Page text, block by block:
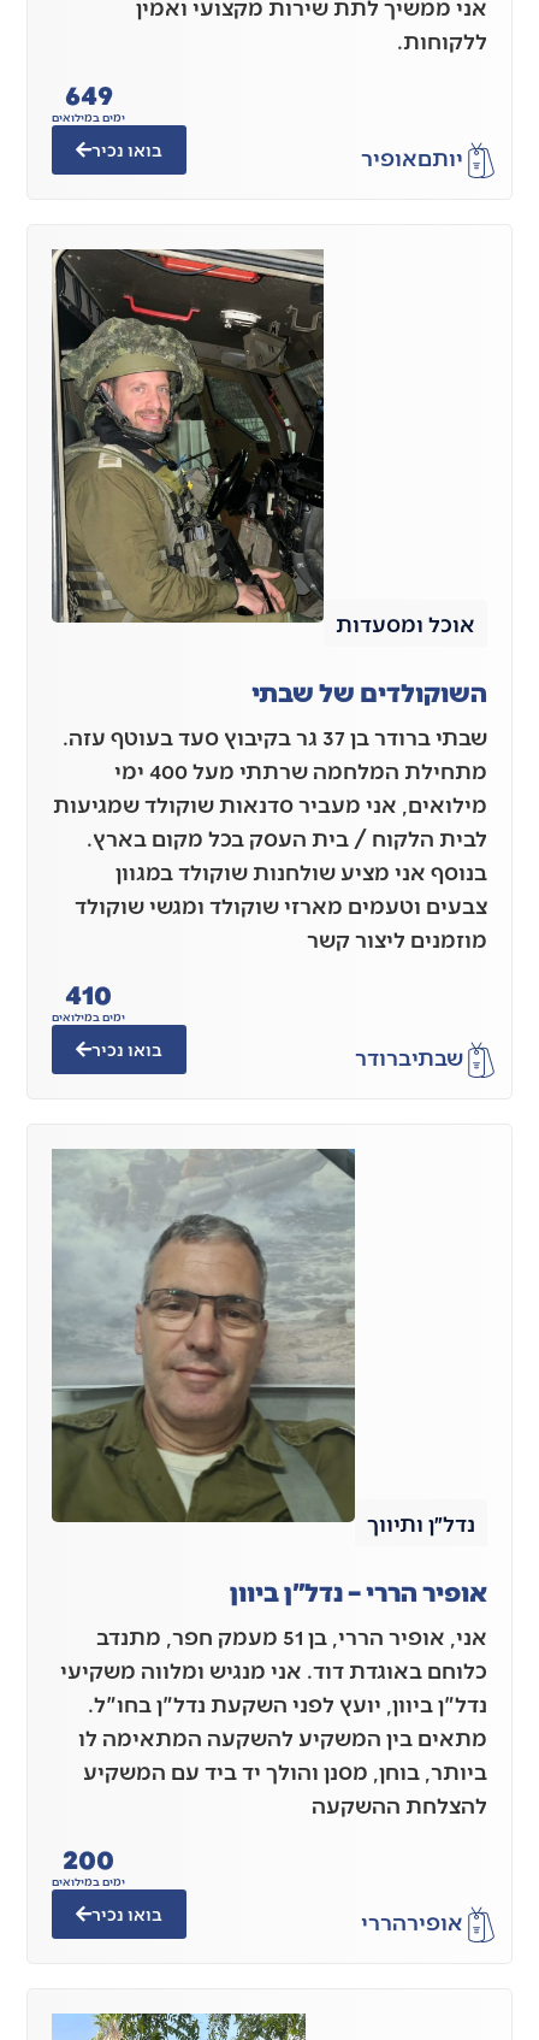
אני ממשיך לתת שירות מקצועי ואמין
ללקוחות.
יותםאופיר
ימים במילואים
649
בואו נכיר
אוכל ומסעדות
השוקולדים של שבתי
שבתי ברודר בן 37 גר בקיבוץ סעד בעוטף עזה.
מתחילת המלחמה שרתתי מעל 400 ימי
מילואים, אני מעביר סדנאות שוקולד שמגיעות
לבית הלקוח / בית העסק בכל מקום בארץ.
בנוסף אני מציע שולחנות שוקולד במגוון
צבעים וטעמים מארזי שוקולד ומגשי שוקולד
מוזמנים ליצור קשר
שבתיברודר
ימים במילואים
410
בואו נכיר
נדל״ן ותיווך
אופיר הררי – נדל"ן ביוון
אני, אופיר הררי, בן 51 מעמק חפר, מתנדב
כלוחם באוגדת דוד. אני מנגיש ומלווה משקיעי
נדל"ן ביוון, יועץ לפני השקעת נדל"ן בחו"ל.
מתאים בין המשקיע להשקעה המתאימה לו
ביותר, בוחן, מסנן והולך יד ביד עם המשקיע
להצלחת ההשקעה
אופירהררי
ימים במילואים
200
בואו נכיר